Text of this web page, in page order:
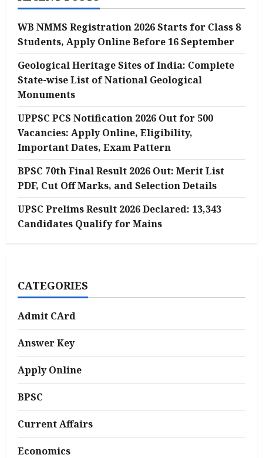
WB NMMS Registration 2026 Starts for Class 8
Students, Apply Online Before 16 September
Geological Heritage Sites of India: Complete
State-wise List of National Geological
Monuments
UPPSC PCS Notification 2026 Out for 500
Vacancies: Apply Online, Eligibility,
Important Dates, Exam Pattern
BPSC 70th Final Result 2026 Out: Merit List
PDF, Cut Off Marks, and Selection Details
UPSC Prelims Result 2026 Declared: 13,343
Candidates Qualify for Mains
CATEGORIES
Admit CArd
Answer Key
Apply Online
BPSC
Current Affairs
Economics